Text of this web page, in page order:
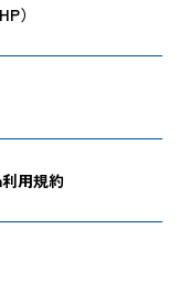
）
用規約